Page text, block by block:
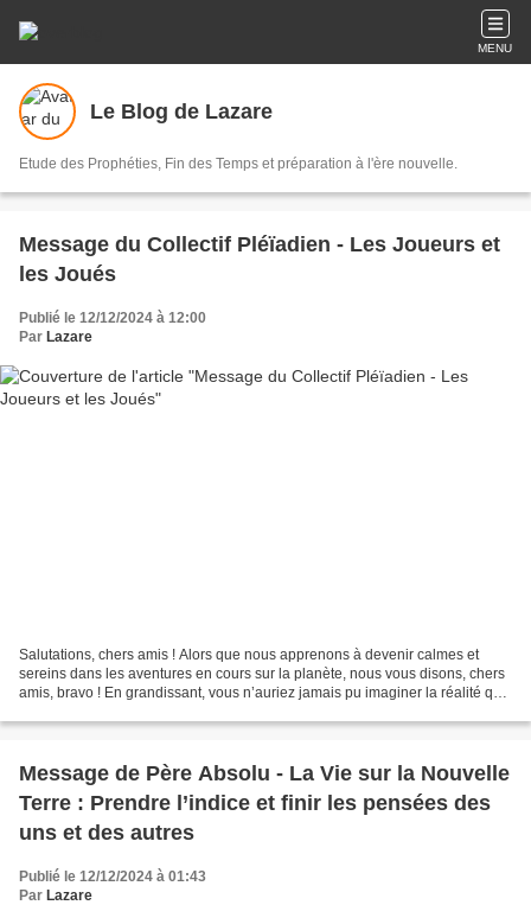
MENU
Le Blog de Lazare
Etude des Prophéties, Fin des Temps et préparation à l'ère nouvelle.
Message du Collectif Pléïadien - Les Joueurs et
les Joués
Publié le 12/12/2024 à 12:00
Par Lazare
Salutations, chers amis ! Alors que nous apprenons à devenir calmes et
sereins dans les aventures en cours sur la planète, nous vous disons, chers
amis, bravo ! En grandissant, vous n’auriez jamais pu imaginer la réalité que
Message de Père Absolu - La Vie sur la Nouvelle
Terre : Prendre l’indice et finir les pensées des
uns et des autres
Publié le 12/12/2024 à 01:43
Par Lazare